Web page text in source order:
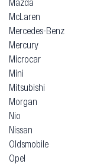
McLaren
Mercedes-Benz
Mercury
Microcar
Mini
Mitsubishi
Morgan
Nio
Nissan
Oldsmobile
Opel